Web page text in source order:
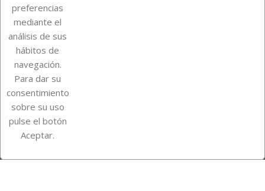
Su cuenta
Información de la tienda
InstagramTikTok
preferencias
mediante el
análisis de sus
hábitos de
navegación.
Para dar su
consentimiento
sobre su uso
pulse el botón
Aceptar.